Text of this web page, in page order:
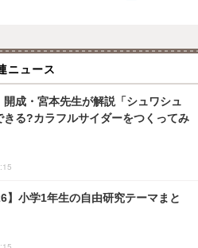
ニュース
開成・宮本先生が解説「シュワシュ
きる?カラフルサイダーをつくってみ
】小学1年生の自由研究テーマまと